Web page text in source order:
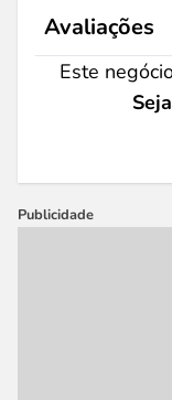
Avaliações
Este
Publicidade